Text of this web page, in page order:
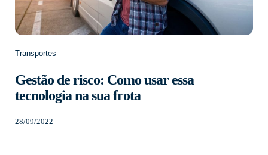
Transportes
Gestão de risco: Como usar essa
tecnologia na sua frota
28/09/2022